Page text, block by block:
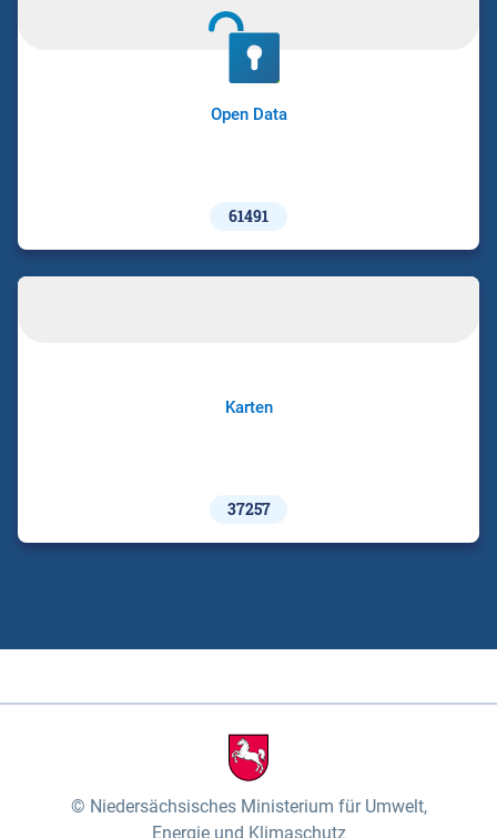
Open Data
61491
Karten
37257
Niedersächsisches Ministerium für Umwelt,
Energie und Klimaschutz